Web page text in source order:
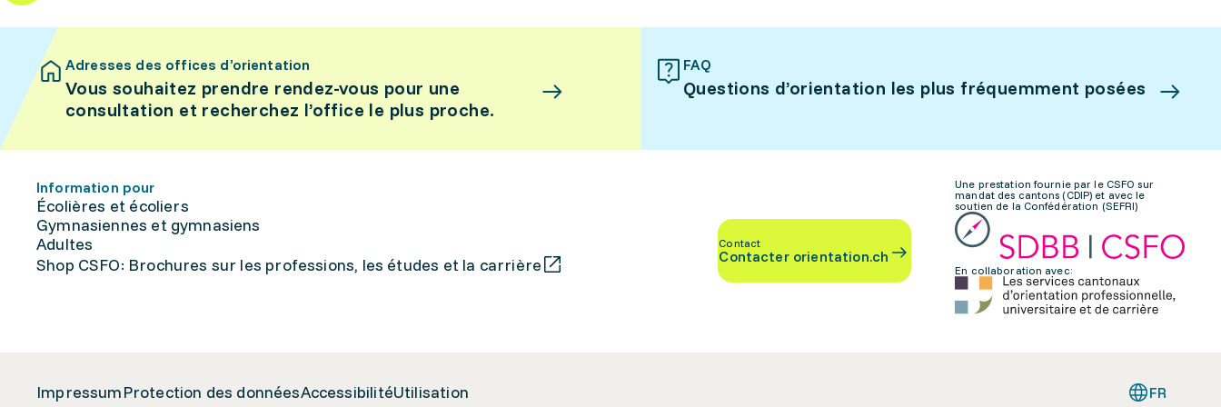
Adresses des offices d’orientation
Vous souhaitez prendre rendez-vous pour une
consultation et recherchez l’office le plus proche.
FAQ
Questions d’orientation les plus fréquemment posées
Information pour
Écolières et écoliers
Gymnasiennes et gymnasiens
Adultes
Shop CSFO: Brochures sur les professions, les études et la carrière
Contact
Contacter orientation.ch
Une prestation fournie par le CSFO sur
mandat des cantons (CDIP) et avec le
soutien de la Confédération (SEFRI)
En collaboration avec:
ImpressumProtection des donnéesAccessibilitéUtilisation FR